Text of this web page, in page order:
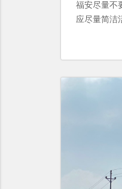
福安尽量不
应尽量简洁